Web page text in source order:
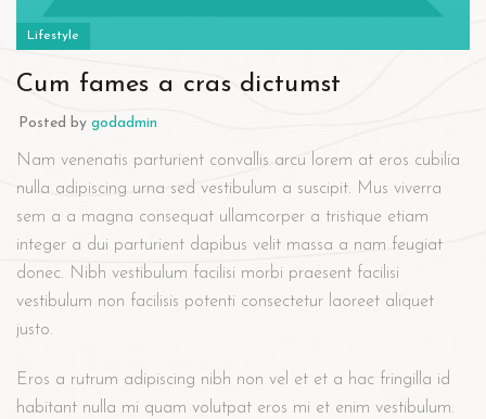
Lifestyle
Cum fames a cras dictumst
Posted by godadmin
Nam venenatis parturient convallis arcu lorem at eros cubilia
nulla adipiscing urna sed vestibulum a suscipit. Mus viverra
sem a a magna consequat ullamcorper a tristique etiam
integer a dui parturient dapibus velit massa a nam feugiat
donec. Nibh vestibulum facilisi morbi praesent facilisi
vestibulum non facilisis potenti consectetur laoreet aliquet
justo.
Eros a rutrum adipiscing nibh non vel et et a hac fringilla id
habitant nulla mi quam volutpat eros mi et enim vestibulum.